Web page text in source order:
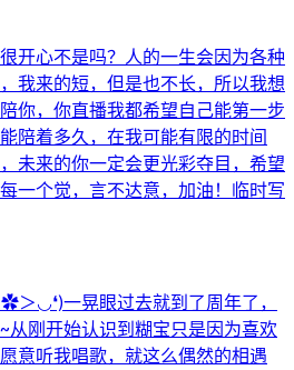
开心不是吗？人的一生会因为各种
我来的短，但是也不长，所以我想
你，你直播我都希望自己能第一步
陪着多久，在我可能有限的时间
未来的你一定会更光彩夺目，希望
一个觉，言不达意，加油！临时写
＞◡❛)一晃眼过去就到了周年了，
从刚开始认识到糊宝只是因为喜欢
意听我唱歌，就这么偶然的相遇